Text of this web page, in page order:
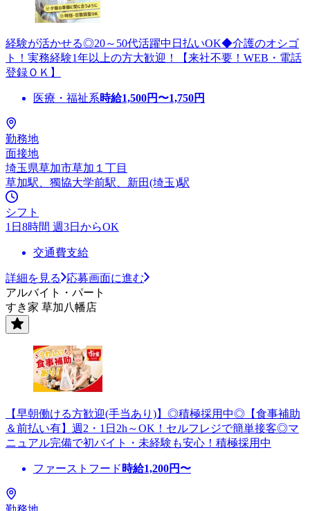
経験が活かせる◎20～50代活躍中日払いOK◆介護のオシゴ
ト！実務経験1年以上の方大歓迎！【来社不要！WEB・電話
登録ＯＫ】
医療・福祉系時給1,500円〜1,750円
勤務地
面接地
埼玉県草加市草加１丁目
草加駅、獨協大学前駅、新田(埼玉)駅
シフト
1日8時間 週3日からOK
交通費支給
詳細を見る
応募画面に進む
アルバイト・パート
すき家 草加八幡店
【早朝働ける方歓迎(手当あり)】◎積極採用中◎【食事補助
＆前払い有】週2・1日2h～OK！セルフレジで簡単接客◎マ
ニュアル完備で初バイト・未経験も安心！積極採用中
ファーストフード 時給1,200円〜